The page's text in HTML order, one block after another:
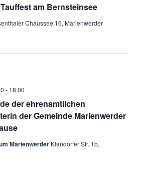
am Bernsteinsee
Chaussee 16, Marienwerder
der ehrenamtlichen
der Gemeinde Marienwerder
- 18:00
Marienwerder Klandorfer Str. 1b,